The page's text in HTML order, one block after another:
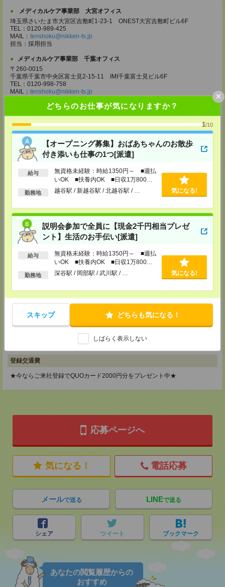
どちらのお仕事が気になりますか？
1/10
【オープニング募集】おばあちゃんのお散歩
付き添いも仕事の1つ[派遣]
給与
無資格未経験：時給1350円～ ■週払
いOK ■扶養内OK ■日収1万800円
以上
勤務地 越谷駅 / 新越谷駅 / 北越谷駅 / … 気になる!
説明会参加で全員に【現金2千円相当プレゼ
ント】生活のお手伝い[派遣]
給与
無資格未経験：時給1350円～ ■週払
いOK ■扶養内OK ■日収1万800円
以上
勤務地 深谷駅 / 岡部駅 / 武川駅 / … 気になる!
スキップ どちらも気になる！
しばらく表示しない
×
メディカルケア事業部 大宮オフィス
埼玉県さいたま市大宮区吉敷町1-23-1 ONEST大宮吉敷町ビル6F
TEL：0120-989-425
MAIL： tenshoku@nikken-ts.jp
担当：採用担当
メディカルケア事業部 千葉オフィス
〒260-0015
千葉県千葉市中央区富士見2-15-11 IMI千葉富士見ビル6F
TEL：0120-998-758
MAIL： tenshoku@nikken-ts.jp
メディカルケア事業部 柏オフィス
千葉県柏市末広町5-19 第12関口ビル7F 705号室
TEL：0120-935-218
MAIL：tenshoku@nikken-ts.jp
担当：採用担当
メディカルケア事業部 新宿オフィス
東京都新宿区新宿2-3-10 新宿御苑ビル6階
TEL：0120-457-235
tenshoku@nikken-ts.jp
担当：採用担当
メディカルケア事業部 立川事業所
東京都立川市錦町1-12-14
TEL：0120-934-200
MAIL：tenshoku@nikken-ts.jp
担当：採用担当
メディカルケア事業部 町田オフィス
TEL：0120-453-285
担当：採用担当
メディカルケア事業部 横浜オフィス
神奈川県横浜市保土ケ谷区神戸町134 横浜ビジネスパークサウスタワー
2F B区画
登録交通費
★今ならご来社登録でQUOカード2000円分をプレゼント中★
応募ページへ
気になる！ 電話応募
メールで送る LINEで送る
シェア ツイート ブックマーク
あなたの閲覧履歴からの
おすすめ